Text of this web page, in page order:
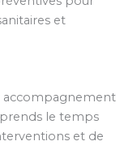
et
accompagnement
le temps
et de